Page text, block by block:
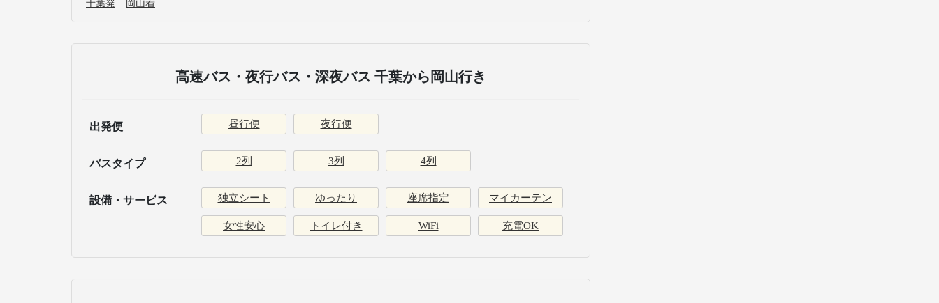
千葉発 岡山着
高速バス・夜行バス・深夜バス 千葉から岡山行き
出発便 昼行便 夜行便
バスタイプ 2列 3列 4列
設備・サービス 独立シート ゆったり 座席指定 マイカーテン
女性安心 トイレ付き WiFi 充電OK